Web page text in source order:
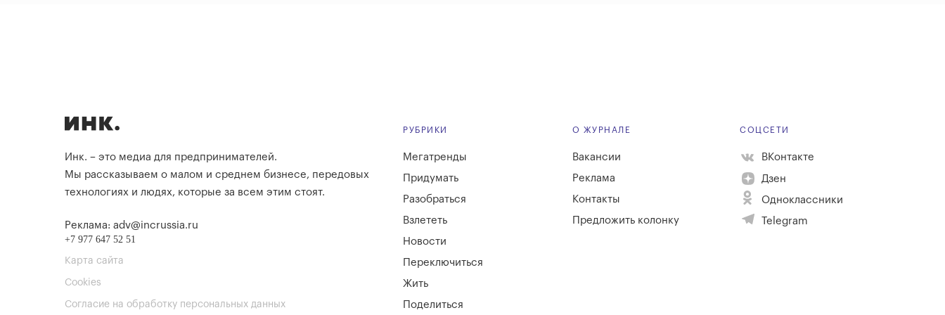
Инк. – это медиа для предпринимателей.
Мы рассказываем о малом и среднем бизнесе, передовых
технологиях и людях, которые за всем этим стоят.
Реклама: adv@incrussia.ru
+7 977 647 52 51
Карта сайта
Cookies
Согласие на обработку персональных данных
РУБРИКИ
Мегатренды
Придумать
Разобраться
Взлететь
Новости
Переключиться
Жить
Поделиться
О ЖУРНАЛЕ
Вакансии
Реклама
Контакты
Предложить колонку
СОЦСЕТИ
ВКонтакте
Дзен
Одноклассники
Telegram